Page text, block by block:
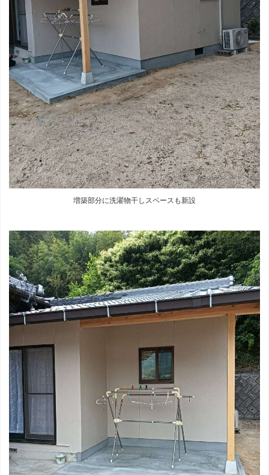
増築部分に洗濯物干しスペースも新設